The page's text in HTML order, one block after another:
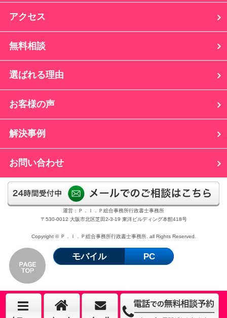
アクセス
無料相談
選ばれる理由
お客様の声
解決事例
お問い合わせ
運営：Ｐ．Ｉ．Ｐ総合事務所行政書士事務所
〒530-0012 大阪市北区芝田2-3-19 東洋ビルディング本館418号
Copyright © Ｐ．Ｉ．Ｐ総合事務所行政書士事務所. all Rights Reserved.
モバイル PC